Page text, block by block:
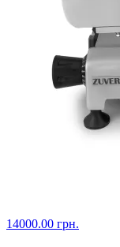
14000.00 грн.